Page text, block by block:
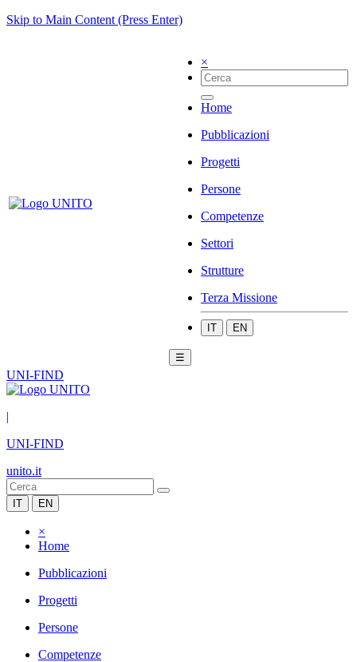
Skip to Main Content (Press Enter)
×
Home
Pubblicazioni
Progetti
Persone
Competenze
Settori
Strutture
Terza Missione
IT EN
☰
UNI-FIND
|
UNI-FIND
unito.it
IT EN
×
Home
Pubblicazioni
Progetti
Persone
Competenze